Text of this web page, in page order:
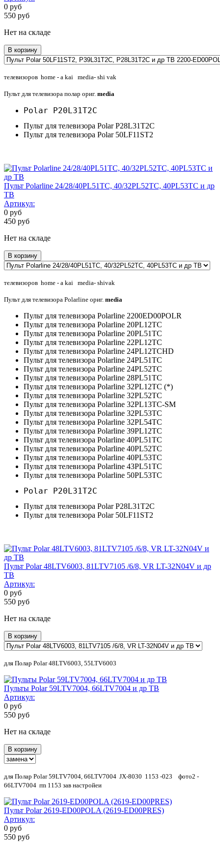
0 руб
550 руб
Нет на складе
В корзину
телевизоров home - a kai media- shi vak
Пульт для телевизора полар ориг. media
Polar P20L31T2C
Пульт для телевизора Polar P28L31T2C
Пульт для телевизора Polar 50LF11ST2
Пульт Polarline 24/28/40PL51TC, 40/32PL52TC, 40PL53TC и др
ТВ
Артикул:
0 руб
450 руб
Нет на складе
В корзину
телевизоров home - a kai media- shivak
Пульт для телевизора Polarline ориг. media
Пульт для телевизора Polarline 2200ED00POLR
Пульт для телевизора Polarline 20PL12TC
Пульт для телевизора Polarline 20PL51TC
Пульт для телевизора Polarline 22PL12TC
Пульт для телевизора Polarline 24PL12TCHD
Пульт для телевизора Polarline 24PL51TC
Пульт для телевизора Polarline 24PL52TC
Пульт для телевизора Polarline 28PL51TC
Пульт для телевизора Polarline 32PL12TC (*)
Пульт для телевизора Polarline 32PL52TC
Пульт для телевизора Polarline 32PL13TC-SM
Пульт для телевизора Polarline 32PL53TC
Пульт для телевизора Polarline 32PL54TC
Пульт для телевизора Polarline 39PL12TC
Пульт для телевизора Polarline 40PL51TC
Пульт для телевизора Polarline 40PL52TC
Пульт для телевизора Polarline 40PL53TC
Пульт для телевизора Polarline 43PL51TC
Пульт для телевизора Polarline 50PL53TC
Polar P20L31T2C
Пульт для телевизора Polar P28L31T2C
Пульт для телевизора Polar 50LF11ST2
Пульт Polar 48LTV6003, 81LTV7105 /6/8, VR LT-32N04V и др
ТВ
Артикул:
0 руб
550 руб
Нет на складе
В корзину
для Полар Polar 48LTV6003, 55LTV6003
Пульты Polar 59LTV7004, 66LTV7004 и др ТВ
Артикул:
0 руб
550 руб
Нет на складе
В корзину
для Полар Polar 59LTV7004, 66LTV7004 JX-8030 1153 -023 фото2 -
66LTV7004 rm 1153 зав настройеи
Пульт Polar 2619-ED00POLA (2619-ED00PRES)
Артикул:
0 руб
550 руб